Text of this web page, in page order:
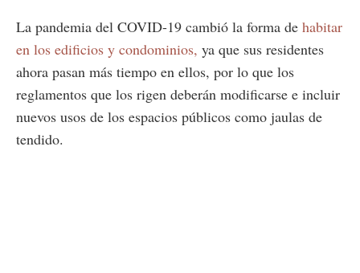
La pandemia del COVID-19 cambió la forma de habitar
en los edificios y condominios, ya que sus residentes
ahora pasan más tiempo en ellos, por lo que los
reglamentos que los rigen deberán modificarse e incluir
nuevos usos de los espacios públicos como jaulas de
tendido.